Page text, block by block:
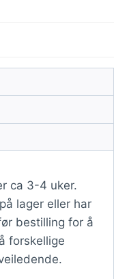
ca 3-4 uker.
lager eller har
bestilling for å
forskellige